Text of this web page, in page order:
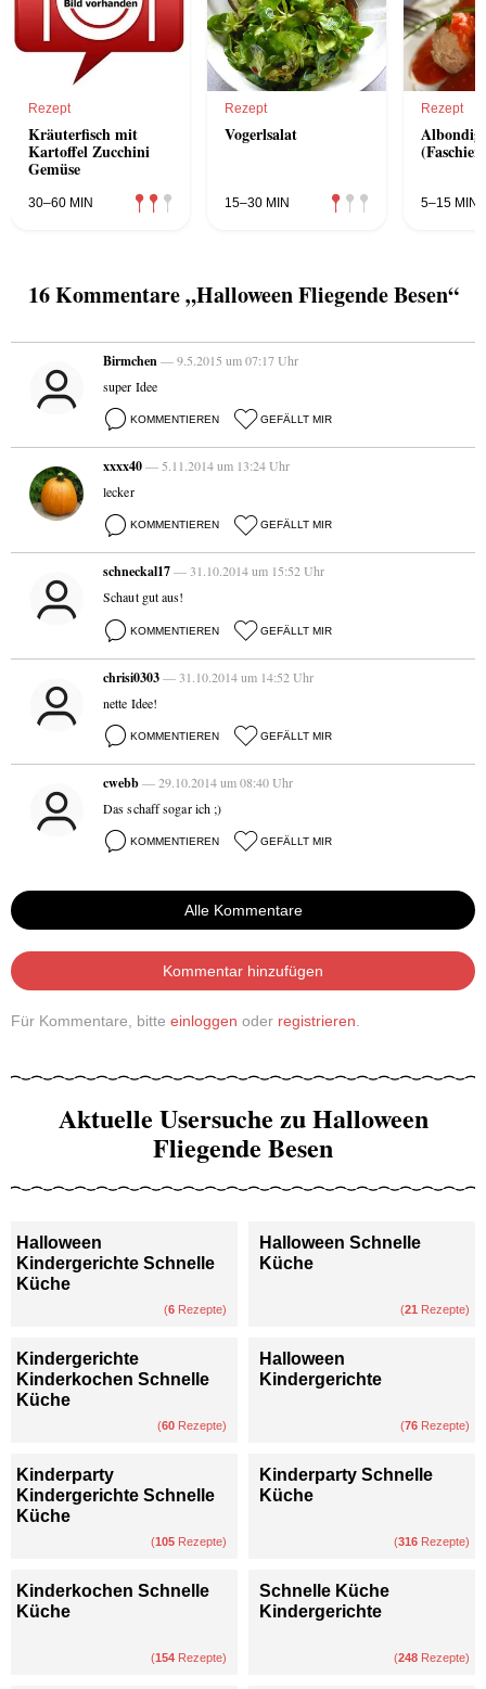
Rezept
Kräuterfisch mit
Kartoffel Zucchini
Gemüse
30–60 MIN
Rezept
Vogerlsalat
15–30 MIN
Rezept
5–15 MIN
16 Kommentare „Halloween Fliegende Besen“
Birmchen— 9.5.2015 um 07:17 Uhr
super Idee
KOMMENTIEREN GEFÄLLT MIR
xxxx40— 5.11.2014 um 13:24 Uhr
lecker
KOMMENTIEREN GEFÄLLT MIR
schneckal17— 31.10.2014 um 15:52 Uhr
Schaut gut aus!
KOMMENTIEREN GEFÄLLT MIR
chrisi0303— 31.10.2014 um 14:52 Uhr
nette Idee!
KOMMENTIEREN GEFÄLLT MIR
cwebb— 29.10.2014 um 08:40 Uhr
Das schaff sogar ich ;)
KOMMENTIEREN GEFÄLLT MIR
Alle Kommentare
Kommentar hinzufügen
Für Kommentare, bitte einloggen oder registrieren
Aktuelle Usersuche zu Halloween
Fliegende Besen
Halloween
Kindergerichte Schnelle
Küche
(6 Rezepte)
Halloween Schnelle
Küche
(21 Rezepte)
Kindergerichte
Kinderkochen Schnelle
Küche
(60 Rezepte)
Halloween
Kindergerichte
(76 Rezepte)
Kinderparty
Kindergerichte Schnelle
Küche
(105 Rezepte)
Kinderparty Schnelle
Küche
(316 Rezepte)
Kinderkochen Schnelle
Küche
(154 Rezepte)
Schnelle Küche
Kindergerichte
(248 Rezepte)